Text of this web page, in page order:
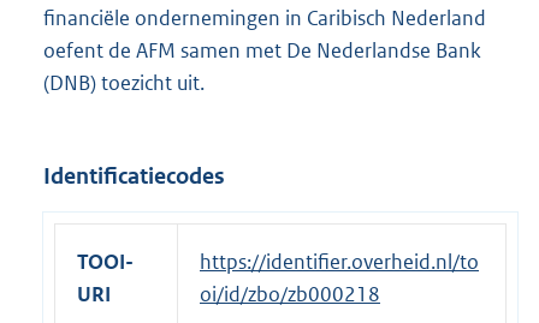
financiële ondernemingen in Caribisch Nederland
oefent de AFM samen met De Nederlandse Bank
(DNB) toezicht uit.
Identificatiecodes
TOOI-
URI
https://identifier.overheid.nl/to
oi/id/zbo/zb000218